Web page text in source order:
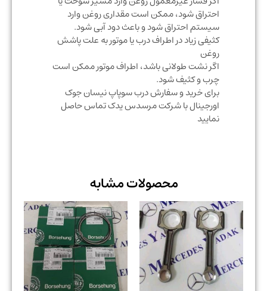
احتراق شود، ممکن است مقداری روغن وارد
سیستم احتراق شود و باعث دود آبی شود.
کثیفی زیاد در اطراف درب یا موتور به علت پاشش
اگر نشت طولانی باشد، اطراف موتور ممکن است
چرب و کثیف شود.
برای خرید و سفارش درب سوپاپ نیسان جوک
اورجینال با شرکت مرسدس یدک تماس حاصل
نمایید
محصولات مشابه